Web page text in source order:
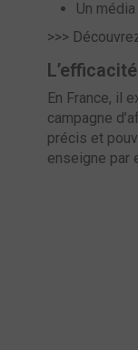
Un
>>>
En France, il
campagne
précis et
enseigne par